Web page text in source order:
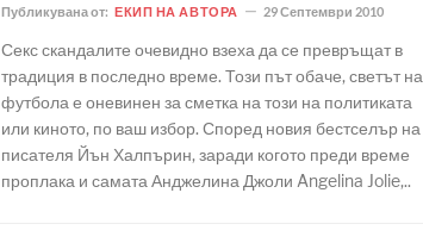
Публикувана от: ЕКИП НА АВТОРА 29 Септември 2010
Секс скандалите очевидно взеха да се превръщат в
традиция в последно време. Този път обаче, светът на
футбола е оневинен за сметка на този на политиката
или киното, по ваш избор. Според новия бестселър на
писателя Йън Халпърин, заради когото преди време
проплака и самата Анджелина Джоли Angelina Jolie,..